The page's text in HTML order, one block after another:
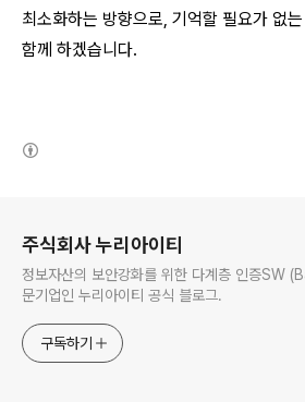
최소화하는 방향으로, 기억할 필요가 없
함께 하겠습니다.
주식회사 누리아이티
정보자산의 보안강화를 위한 다계층 인증SW
문기업인 누리아이티 공식 블로그.
구독하기